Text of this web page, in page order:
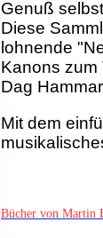
Genuß
Diese
lohnende
Kanons zum
Dag
Mit dem
Bücher von Martin